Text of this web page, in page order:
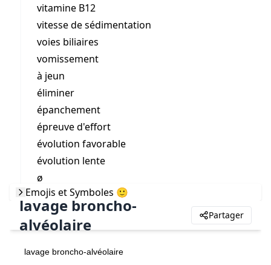
vitamine B12
vitesse de sédimentation
voies biliaires
vomissement
à jeun
éliminer
épanchement
épreuve d'effort
évolution favorable
évolution lente
ø
Emojis et Symboles 🙂
lavage broncho-
alvéolaire
Partager
lavage broncho-alvéolaire